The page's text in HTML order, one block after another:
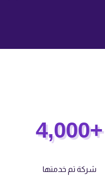
+4,000
شركة تم خدمتها